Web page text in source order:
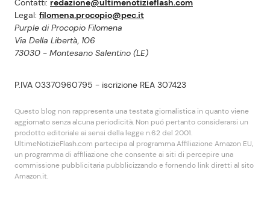
Legal: filomena.procopio@pec.it
Purple di Procopio Filomena
Via Della Libertà, 106
73030 - Montesano Salentino (LE)
P.IVA 03370960795 - iscrizione REA 307423
Questo blog non rappresenta una testata giornalistica in quanto viene
aggiornato senza alcuna periodicità. Non puó pertanto considerarsi un
prodotto editoriale ai sensi della legge n.62 del 2001.
UltimeNotizieFlash.com partecipa al programma Affiliazione Amazon EU,
un programma di affiliazione che consente ai siti di percepire una
commissione pubblicitaria pubblicizzando e fornendo link diretti al sito
Amazon.it.